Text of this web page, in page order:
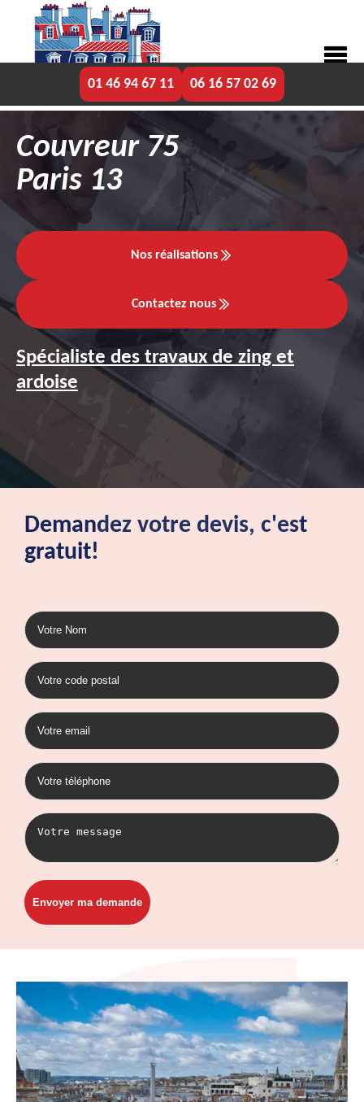
01 46 94 67 11 06 16 57 02 69
Couvreur 75
Paris 13
Nos réalisations
Contactez nous
Spécialiste des travaux de zing et
ardoise
Demandez votre devis, c'est
gratuit!